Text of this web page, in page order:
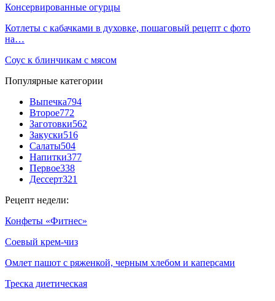
Консервированные огурцы
Котлеты с кабачками в духовке, пошаговый рецепт с фото
на…
Соус к блинчикам с мясом
Популярные категории
Выпечка794
Второе772
Заготовки562
Закуски516
Салаты504
Напитки377
Первое338
Дессерт321
Рецепт недели:
Конфеты «Фитнес»
Соевый крем-чиз
Омлет пашот с ряженкой, черным хлебом и каперсами
Треска диетическая